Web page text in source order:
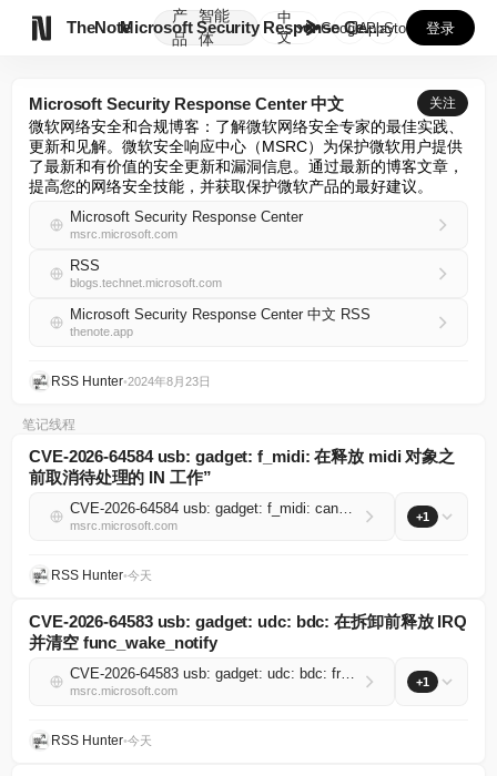
TheNote
产
品
智能
体
Microsoft Security Response Ce...
中
文
GooglePlay
AppStore 登录
Microsoft Security Response Center 中文 关注
微软网络安全和合规博客：了解微软网络安全专家的最佳实践、
更新和见解。微软安全响应中心（MSRC）为保护微软用户提供
了最新和有价值的安全更新和漏洞信息。通过最新的博客文章，
提高您的网络安全技能，并获取保护微软产品的最好建议。
Microsoft Security Response Center
msrc.microsoft.com
RSS
blogs.technet.microsoft.com
Microsoft Security Response Center 中文 RSS
thenote.app
RSS Hunter•2024年8月23日
笔记线程
CVE-2026-64584 usb: gadget: f_midi: 在释放 midi 对象之
前取消待处理的 IN 工作”
CVE-2026-64584 usb: gadget: f_midi: cancel pending IN work before freeing the midi object
msrc.microsoft.com
+1
RSS Hunter•今天
CVE-2026-64583 usb: gadget: udc: bdc: 在拆卸前释放 IRQ
并清空 func_wake_notify
CVE-2026-64583 usb: gadget: udc: bdc: free IRQ and drain func_wake_notify before teardown
msrc.microsoft.com
+1
RSS Hunter•今天